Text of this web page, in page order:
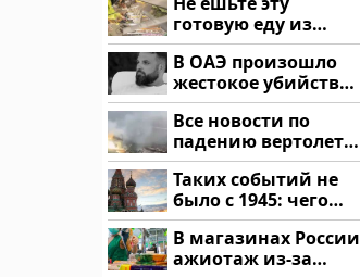
Кавказе: смотреть
готовую еду из
магазина: список
В ОАЭ произошло
жестокое убийство
криптомиллионера
Все новости по
падению вертолета
на Кавказе: читать
здесь
Таких событий не
было с 1945: чего
ждать всем нам?
В магазинах России
ажиотаж из-за